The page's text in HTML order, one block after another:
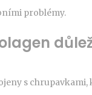
problémy.
s chrupavkami,